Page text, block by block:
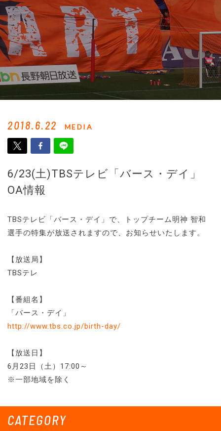
CATEGORY
2018.6.22 MEDIA
6/23(土)TBSテレビ「バース・デイ」
OA情報
TBSテレビ「バース・デイ」で、トップチーム明神 智和
選手の特集が放送されますので、お知らせいたします。
【放送局】
TBSテレ
【番組名】
「バース・デイ」
http://www.tbs.co.jp/birth-day/
【放送日】
6月23日（土）17:00～
※一部地域を除く